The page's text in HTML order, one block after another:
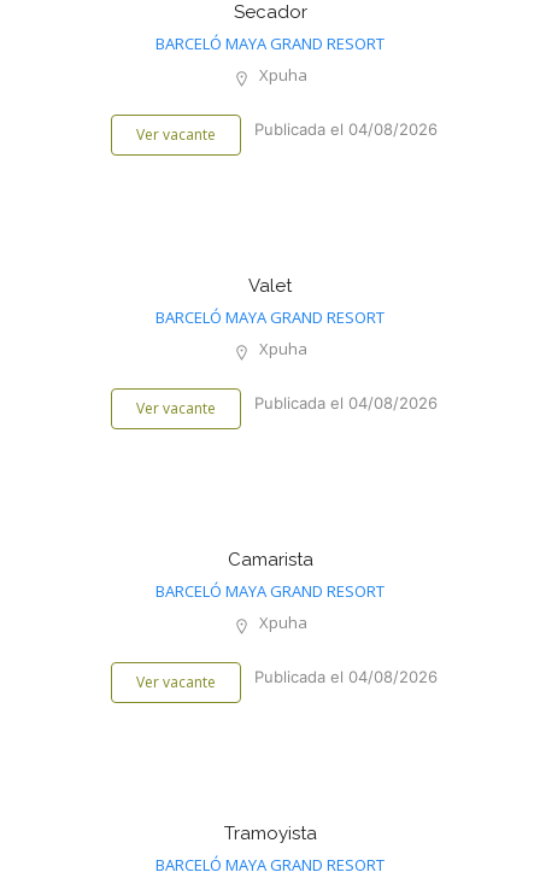
Secador
BARCELÓ MAYA GRAND RESORT
Xpuha
Ver vacante Publicada el 04/08/2026
Valet
BARCELÓ MAYA GRAND RESORT
Xpuha
Ver vacante Publicada el 04/08/2026
Camarista
BARCELÓ MAYA GRAND RESORT
Xpuha
Ver vacante Publicada el 04/08/2026
Tramoyista
BARCELÓ MAYA GRAND RESORT